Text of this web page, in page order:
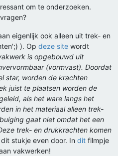
om te onderzoeken.
eigenlijk ook alleen uit trek- en
). Op deze site wordt
is opgebouwd uit
(vormvast). Doordat
star, worden de krachten
juist te plaatsen worden de
als het ware langs het
in het materiaal alleen trek-
gaat niet omdat het een
trek- en drukkrachten komen
dit stukje even door. In dit filmpje
vakwerken!